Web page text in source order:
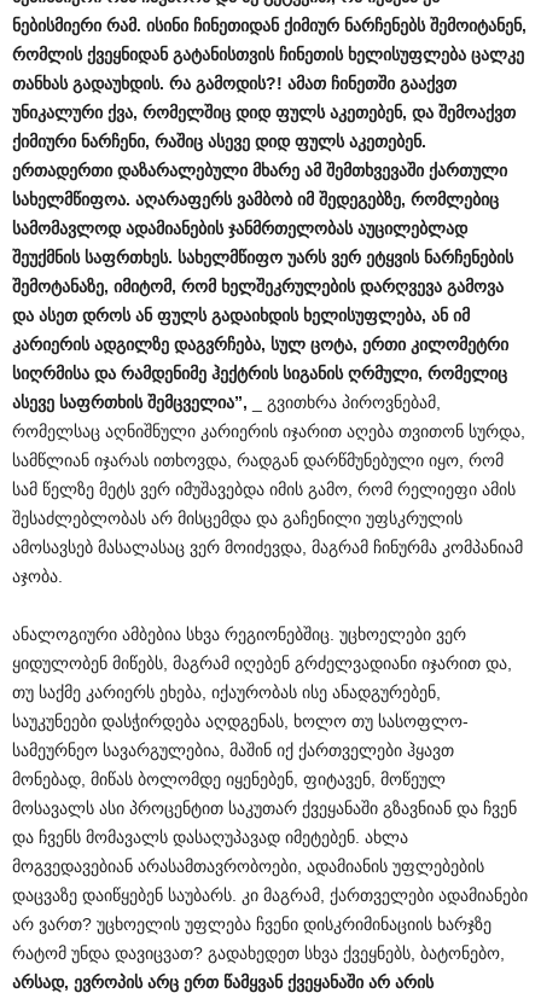
ნებისმიერი რამ. ისინი ჩინეთიდან ქიმიურ ნარჩენებს შემოიტანენ,
რომლის ქვეყნიდან გატანისთვის ჩინეთის ხელისუფლება ცალკე
თანხას გადაუხდის. რა გამოდის?! ამათ ჩინეთში გააქვთ
უნიკალური ქვა, რომელშიც დიდ ფულს აკეთებენ, და შემოაქვთ
ქიმიური ნარჩენი, რაშიც ასევე დიდ ფულს აკეთებენ.
ერთადერთი დაზარალებული მხარე ამ შემთხვევაში ქართული
სახელმწიფოა. აღარაფერს ვამბობ იმ შედეგებზე, რომლებიც
სამომავლოდ ადამიანების ჯანმრთელობას აუცილებლად
შეუქმნის საფრთხეს. სახელმწიფო უარს ვერ ეტყვის ნარჩენების
შემოტანაზე, იმიტომ, რომ ხელშეკრულების დარღვევა გამოვა
და ასეთ დროს ან ფულს გადაიხდის ხელისუფლება, ან იმ
კარიერის ადგილზე დაგვრჩება, სულ ცოტა, ერთი კილომეტრი
სიღრმისა და რამდენიმე ჰექტრის სიგანის ღრმული, რომელიც
ასევე საფრთხის შემცველია”, _ გვითხრა პიროვნებამ,
რომელსაც აღნიშნული კარიერის იჯარით აღება თვითონ სურდა,
სამწლიან იჯარას ითხოვდა, რადგან დარწმუნებული იყო, რომ
სამ წელზე მეტს ვერ იმუშავებდა იმის გამო, რომ რელიეფი ამის
შესაძლებლობას არ მისცემდა და გაჩენილი უფსკრულის
ამოსავსებ მასალასაც ვერ მოიძევდა, მაგრამ ჩინურმა კომპანიამ
აჯობა.
ანალოგიური ამბებია სხვა რეგიონებშიც. უცხოელები ვერ
ყიდულობენ მიწებს, მაგრამ იღებენ გრძელვადიანი იჯარით და,
თუ საქმე კარიერს ეხება, იქაურობას ისე ანადგურებენ,
საუკუნეები დასჭირდება აღდგენას, ხოლო თუ სასოფლო-
სამეურნეო სავარგულებია, მაშინ იქ ქართველები ჰყავთ
მონებად, მიწას ბოლომდე იყენებენ, ფიტავენ, მოწეულ
მოსავალს ასი პროცენტით საკუთარ ქვეყანაში გზავნიან და ჩვენ
და ჩვენს მომავალს დასაღუპავად იმეტებენ. ახლა
მოგვედავებიან არასამთავრობოები, ადამიანის უფლებების
დაცვაზე დაიწყებენ საუბარს. კი მაგრამ, ქართველები ადამიანები
არ ვართ? უცხოელის უფლება ჩვენი დისკრიმინაციის ხარჯზე
რატომ უნდა დავიცვათ? გადახედეთ სხვა ქვეყნებს, ბატონებო,
არსად, ევროპის არც ერთ წამყვან ქვეყანაში არ არის